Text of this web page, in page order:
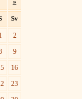
»
Sv
2
9
16
23